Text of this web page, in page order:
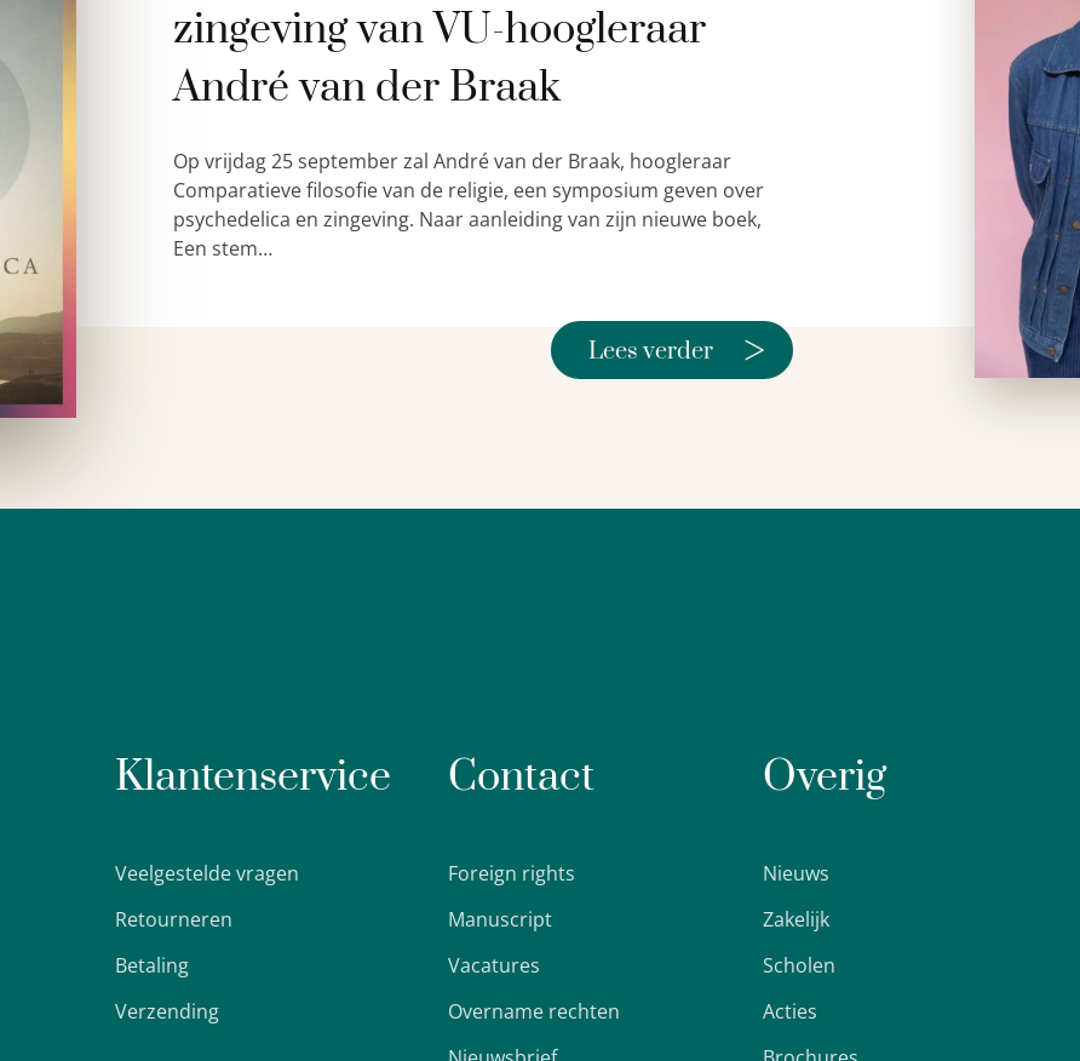
zingeving van VU-hoogleraar
André van der Braak
Op vrijdag 25 september zal André van der Braak, hoogleraar
Comparatieve filosofie van de religie, een symposium geven over
psychedelica en zingeving. Naar aanleiding van zijn nieuwe boek,
Een stem…
Lees verder >
Klantenservice
Veelgestelde vragen
Retourneren
Betaling
Verzending
Contact
Foreign rights
Manuscript
Vacatures
Overname rechten
Overig
Nieuws
Zakelijk
Scholen
Acties